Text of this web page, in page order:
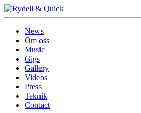
News
Om oss
Music
Gigs
Gallery
Videos
Press
Teknik
Contact